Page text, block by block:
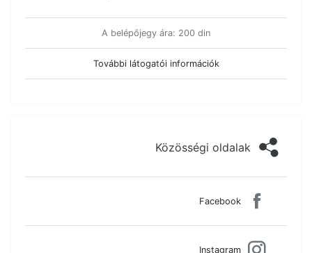
A belépőjegy ára: 200 din
További látogatói információk
Közösségi oldalak
Facebook
Instagram